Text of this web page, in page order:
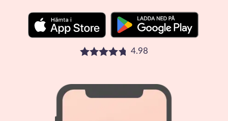
Betyg: 4.98 stjärnor 4.98